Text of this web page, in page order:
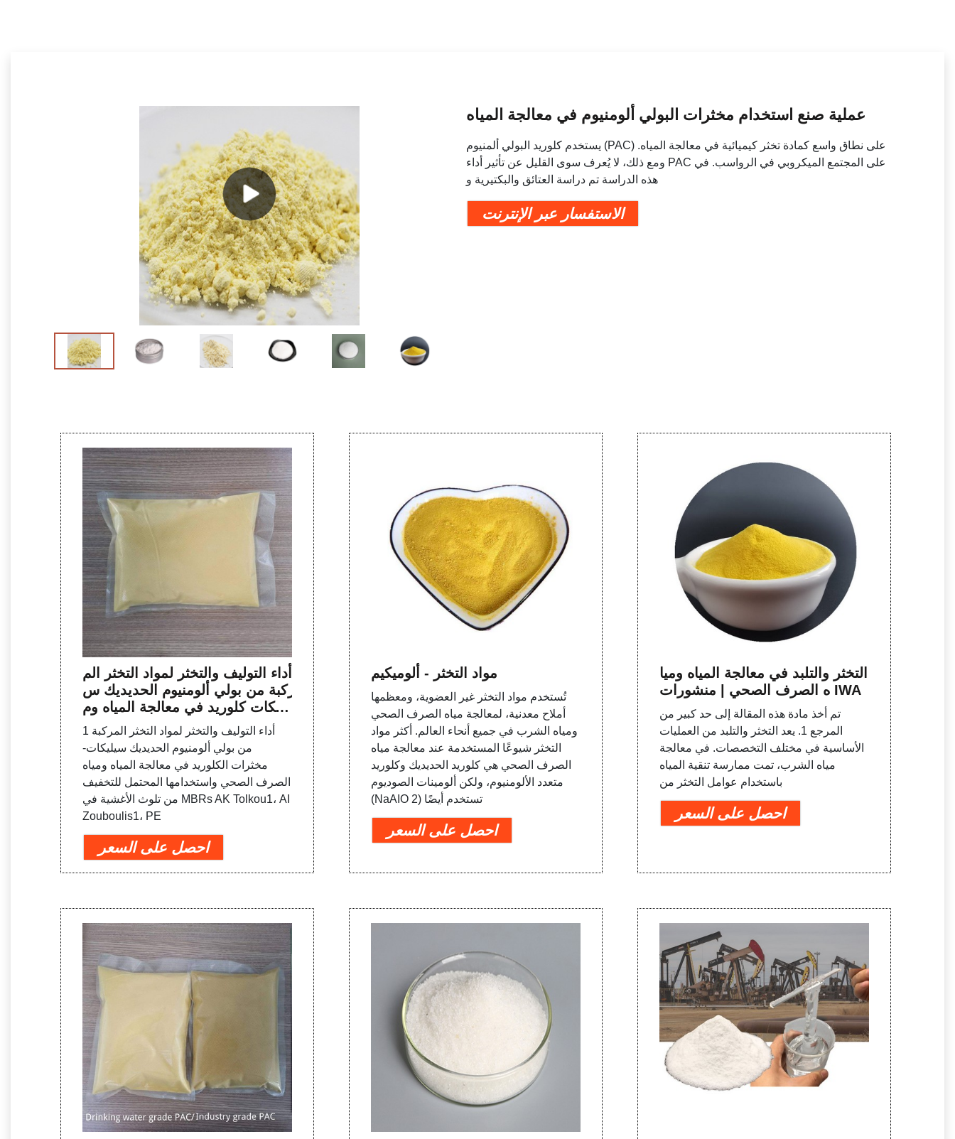
عملية صنع استخدام مخثرات البولي ألومنيوم في معالجة المياه
يستخدم كلوريد البولي ألمنيوم (PAC) على نطاق واسع كمادة تخثر كيميائية في معالجة المياه.
ومع ذلك، لا يُعرف سوى القليل عن تأثير أداء PAC على المجتمع الميكروبي في الرواسب. في
هذه الدراسة تم دراسة العتائق والبكتيرية و
الاستفسار عبر الإنترنت
أداء التوليف والتخثر لمواد التخثر الم
ركبة من بولي ألومنيوم الحديديك س
يليكات كلوريد في معالجة المياه وم
ياه الصرف الصحي و
1 أداء التوليف والتخثر لمواد التخثر المركبة
من بولي ألومنيوم الحديديك سيليكات-
مخثرات الكلوريد في معالجة المياه ومياه
الصرف الصحي واستخدامها المحتمل للتخفيف
من تلوث الأغشية في MBRs AK Tolkou1، AI
Zouboulis1، PE
احصل على السعر
مواد التخثر - ألوميكيم
تُستخدم مواد التخثر غير العضوية، ومعظمها
أملاح معدنية، لمعالجة مياه الصرف الصحي
ومياه الشرب في جميع أنحاء العالم. أكثر مواد
التخثر شيوعًا المستخدمة عند معالجة مياه
الصرف الصحي هي كلوريد الحديديك وكلوريد
متعدد الألومنيوم، ولكن ألومينات الصوديوم
(NaAIO 2) تستخدم أيضًا
احصل على السعر
التخثر والتلبد في معالجة المياه وميا
ه الصرف الصحي | منشورات IWA
تم أخذ مادة هذه المقالة إلى حد كبير من
المرجع 1. يعد التخثر والتلبد من العمليات
الأساسية في مختلف التخصصات. في معالجة
مياه الشرب، تمت ممارسة تنقية المياه
باستخدام عوامل التخثر من
احصل على السعر